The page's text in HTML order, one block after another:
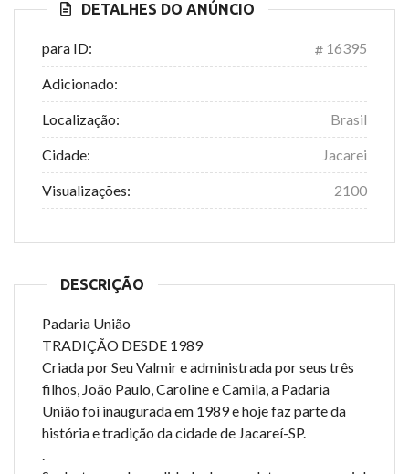
DETALHES DO ANÚNCIO
para ID: 16395
Adicionado:
Localização: Brasil
Cidade: Jacarei
Visualizações: 2100
DESCRIÇÃO
Padaria União
TRADIÇÃO DESDE 1989
Criada por Seu Valmir e administrada por seus três
filhos, João Paulo, Caroline e Camila, a Padaria
União foi inaugurada em 1989 e hoje faz parte da
história e tradição da cidade de Jacareí-SP.
.